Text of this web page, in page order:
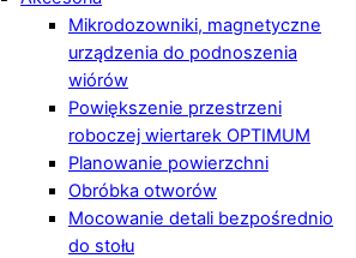
Mikrodozowniki, magnetyczne
urządzenia do podnoszenia
wiórów
Powiększenie przestrzeni
roboczej wiertarek OPTIMUM
Planowanie powierzchni
Obróbka otworów
Mocowanie detali bezpośrednio
do stołu